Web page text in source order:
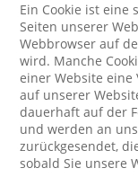
Ein Cookie ist eine
Seiten unserer
Webbrowser auf
wird. Manche
einer Website
auf unserer
dauerhaft auf der
und werden an
zurückgesendet,
sobald Sie unsere